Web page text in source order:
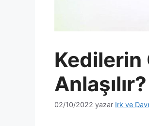
Kedilerin
Anlaşılır?
02/10/2022 yazar Irk ve